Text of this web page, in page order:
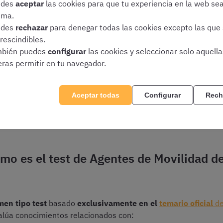
de Agentes de
de Madrid en
y es la parte más extensa y exigente del proceso.
reúne las condiciones
es el test de Agentes de Movilidad
tipo test basado exclusivamente en el temario oficial
conocimientos relacionados con:
aceptar las cookies para que tu experiencia en la web sea
rechazar para denegar todas las cookies excepto las que
puedes configurar las cookies y seleccionar solo
permitir en tu navegador.
Aceptar todas Configurar